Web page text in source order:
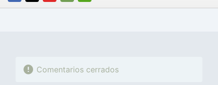
FACEBOOK
TWITTERFLIPBOARD
E-
WHATSAPP
Comentarios cerrados